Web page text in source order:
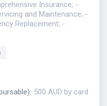
Insurance; -
and Maintenance; -
Replacement; -
: 500 AUD by card